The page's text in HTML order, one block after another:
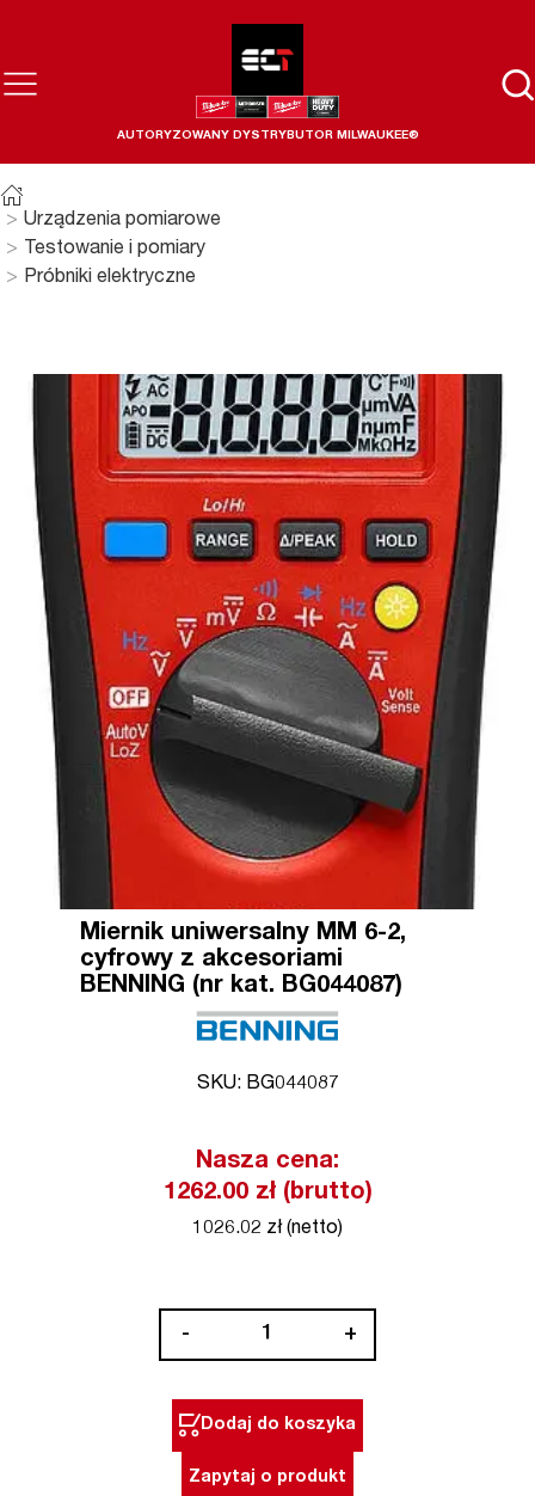
AUTORYZOWANY DYSTRYBUTOR MILWAUKEE®
Urządzenia pomiarowe
Testowanie i pomiary
Próbniki elektryczne
Miernik uniwersalny MM 6-2,
cyfrowy z akcesoriami
BENNING (nr kat. BG044087)
SKU: BG044087
Nasza cena:
1262.00 zł (brutto)
1026.02 zł (netto)
-
MM
+
Dodaj do koszyka
Zapytaj o produkt